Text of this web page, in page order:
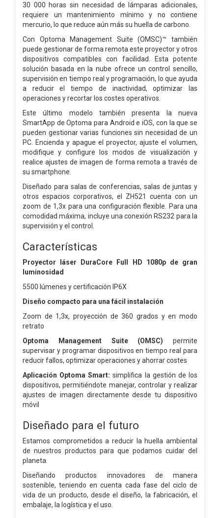
30 000 horas sin necesidad de lámparas adicionales,
requiere un mantenimiento mínimo y no contiene
mercurio, lo que reduce aún más su huella de carbono.
Con Optoma Management Suite (OMSC)™ también
puede gestionar de forma remota este proyector y otros
dispositivos compatibles con facilidad. Esta potente
solución basada en la nube ofrece un control sencillo,
supervisión en tiempo real y programación, lo que ayuda
a reducir el tiempo de inactividad, optimizar las
operaciones y recortar los costes operativos.
Este último modelo también presenta la nueva
SmartApp de Optoma para Android e iOS, con la que se
pueden gestionar varias funciones sin necesidad de un
PC. Encienda y apague el proyector, ajuste el volumen,
modifique y configure los modos de visualización y
realice ajustes de imagen de forma remota a través de
su smartphone.
Diseñado para salas de conferencias, salas de juntas y
otros espacios corporativos, el ZH521 cuenta con un
zoom de 1,3x para una configuración flexible. Para una
comodidad máxima, incluye una conexión RS232 para la
supervisión y el control.
Características
Proyector láser DuraCore Full HD 1080p de gran
luminosidad
5500 lúmenes y certificación IP6X
Diseño compacto para una fácil instalación
Zoom de 1,3x, proyección de 360 grados y en modo
retrato
Optoma Management Suite (OMSC) permite
supervisar y programar dispositivos en tiempo real para
reducir fallos, optimizar operaciones y ahorrar costes
Aplicación Optoma Smart: simplifica la gestión de los
dispositivos, permitiéndote manejar, controlar y realizar
ajustes de imagen directamente desde tu dispositivo
móvil
Diseñado para el futuro
Estamos comprometidos a reducir la huella ambiental
de nuestros productos para que podamos cuidar del
planeta.
Diseñando productos innovadores de manera
sostenible, teniendo en cuenta cada fase del ciclo de
vida de un producto, desde el diseño, la fabricación, el
embalaje, la logística y el uso.